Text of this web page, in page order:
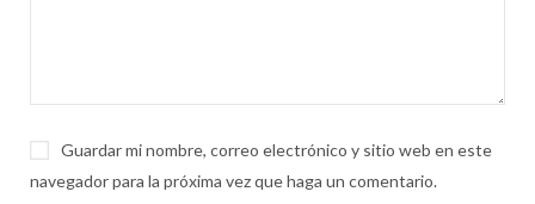
Guardar mi nombre, correo electrónico y sitio web en este
navegador para la próxima vez que haga un comentario.